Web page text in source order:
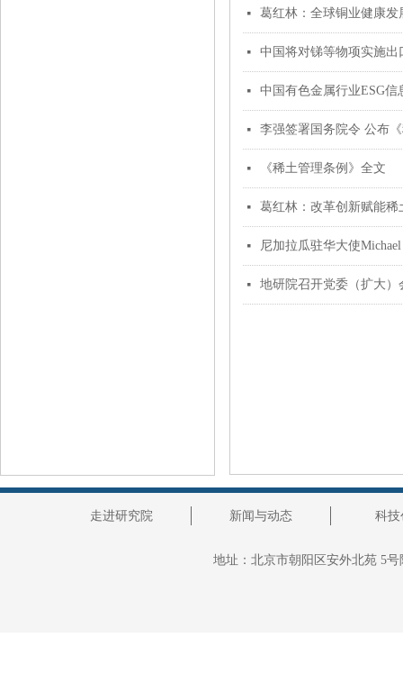
넷 葛红林：全球铜业健康发
넷 中国将对锑等物项实施出
넷 中国有色金属行业ESG
넷 李强签署国务院令 公布
넷 《稀土管理条例》全文
넷 葛红林：改革创新赋能稀
넷 尼加拉瓜驻华大使
넷 地研院召开党委（扩大）
地址： 北京市朝阳区安外北苑 5
走进研究院 新闻与动态 科技